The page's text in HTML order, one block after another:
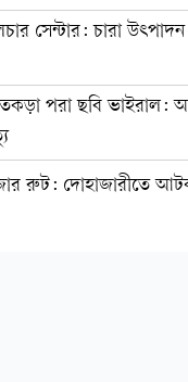
সেন্টার: চারা
পরা ছবি ভাইরাল:
রুট: দোহাজারীতে